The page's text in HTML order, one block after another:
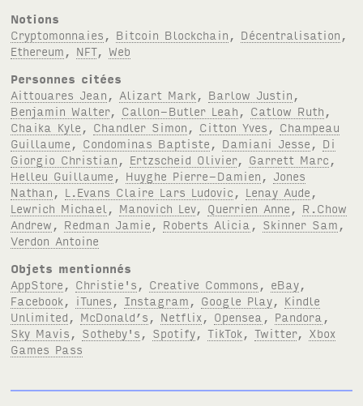
Notions
Cryptomonnaies , Bitcoin Blockchain , Décentralisation ,
Ethereum , NFT,Web
Personnes citées
Aittouares Jean , Alizart Mark, Barlow Justin ,
Benjamin Walter, Callon-Butler Leah , Catlow Ruth ,
Chaika Kyle , Chandler Simon , Citton Yves , Champeau
Guillaume , Condominas Baptiste , Damiani Jesse , Di
Giorgio Christian , Ertzscheid Olivier, Garrett Marc ,
Helleu Guillaume , Huyghe Pierre-Damien , Jones
Nathan , L.Evans Claire Lars Ludovic , Lenay Aude ,
Lewrich Michael , Manovich Lev, Querrien Anne , R.Chow
Andrew , Redman Jamie , Roberts Alicia , Skinner Sam ,
Verdon Antoine
Objets mentionnés
AppStore , Christie's , Creative Commons , eBay,
Facebook, iTunes , Instagram , Google Play, Kindle
Unlimited , McDonald’s , Netflix, Opensea , Pandora ,
Sky Mavis , Sotheby's , Spotify,TikTok,Twitter, Xbox
Games Pass